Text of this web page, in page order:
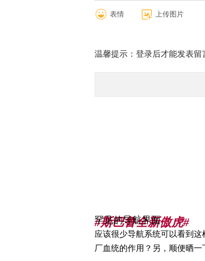
表情 上传图片
温馨提示：登录后才能发表留
#斯巴鲁全新傲虎#
罕见的导航界面
应该很少导航系统可以看到
厂血统的作用？另，顺便晒一